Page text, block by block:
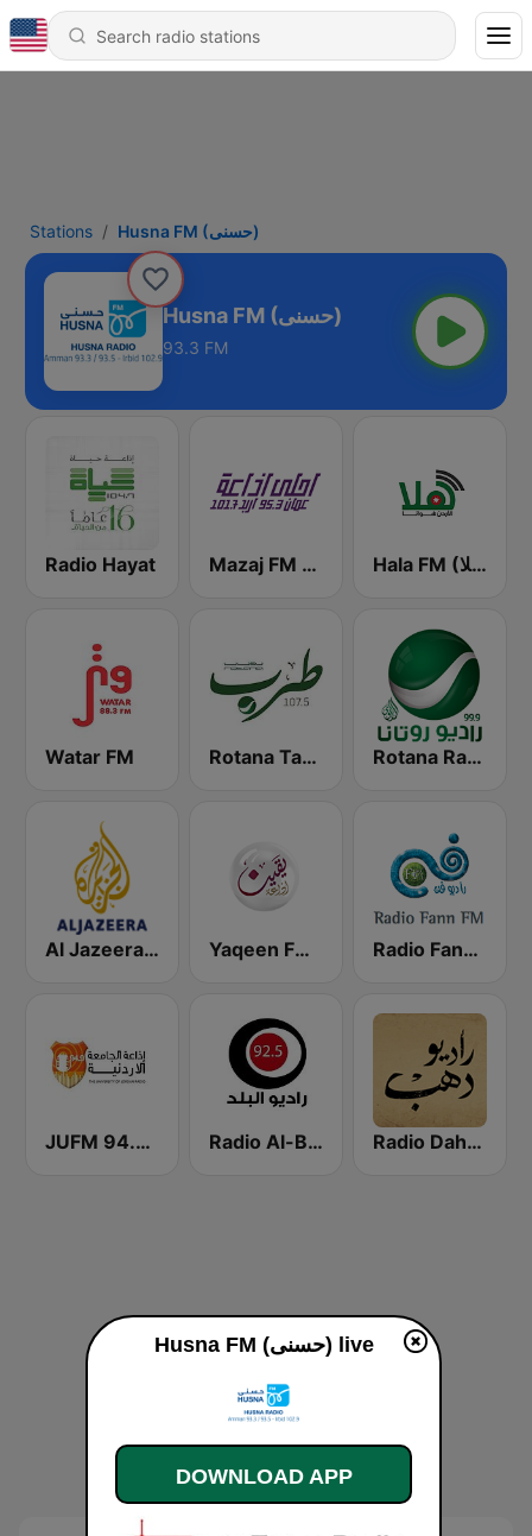
Stations Husna FM (حسنى)
Husna FM (حسنى)
93.3 FM
Radio Hayat Mazaj FM (مزاج إف إم) Hala FM (راديو هلا)
Watar FM Rotana Tarab Jordan ( راديو روتانا طرب الاردن) Rotana Radio (راديو روتانا)
Al Jazeera Arabic (قناة الجزيرة) Yaqeen FM 103.7 (يقين) Radio Fann (راديو فن)
JUFM 94.9 (إذاعة الجامعة الأردنية) Radio Al-Balad 92.5 (راديو البلد) Radio Dahab - راديو دهب
Husna FM (حسنى) live
DOWNLOAD APP